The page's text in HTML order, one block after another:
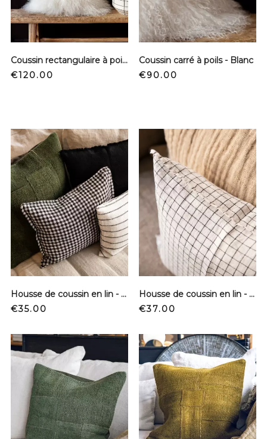
Coussin rectangulaire à poils - Blanc
Price
€120.00
Coussin carré à poils - Blanc
Price
€90.00
Housse de coussin en lin - Vichy
Price
€35.00
Housse de coussin en lin - Carreaux N&B
Price
€37.00